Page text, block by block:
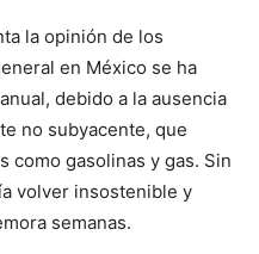
la opinión de los
en México se ha
debido a la ausencia
no subyacente, que
como gasolinas y gas. Sin
volver insostenible y
semanas.